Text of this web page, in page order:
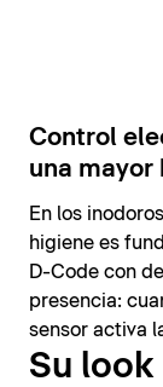
Control
una mayor
En los
higiene es
D-Code con
presencia:
sensor activa
Su